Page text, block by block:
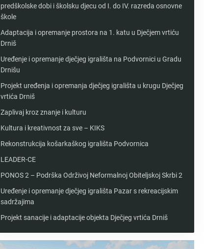
predškolske dobi i školsku djecu od I. do IV. razreda osnovne
škole
Adaptacija i opremanje prostora na 1. katu u Dječjem vrtiću
Drniš
Uređenje i opremanje dječjeg igrališta na Podvornici u Gradu
Drnišu
Projekt uređenja i opremanja dječjeg igrališta u krugu Dječjeg
vrtića Drniš
Zaplivaj kroz znanje i kulturu
Kultura i kreativnost za sve – KIKS
Rekonstrukcija košarkaškog igrališta Podvornica
LEADER-CE
PONOS 2 – Podrška Održivoj Neformalnoj Obiteljskoj Skrbi 2
Uređenje i opremanje dječjeg igrališta Pazar s rekreacijskim
sadržajima
Projekt sanacije i adaptacije objekta Dječjeg vrtića Drniš